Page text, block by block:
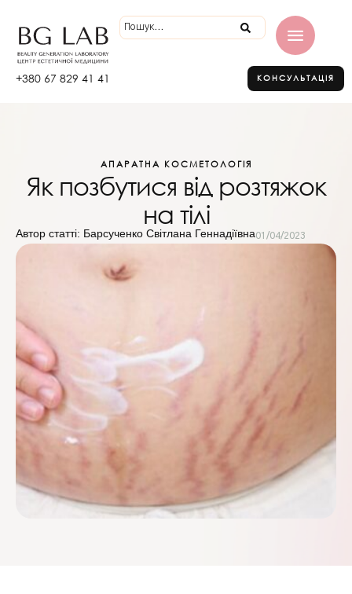
+380 67 829 41 41 КОНСУЛЬТАЦІЯ
АПАРАТНА КОСМЕТОЛОГІЯ
Як позбутися від розтяжок
на тілі
Автор статті: Барсученко Світлана Геннадіївна01/04/2023